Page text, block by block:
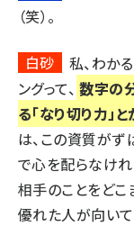
（笑）。
白砂
私、わか
ングって、 数字の
る「なり切り力」
は、この資質がず
で心を配らなけれ
相手のことをどこ
優れた人が向いて